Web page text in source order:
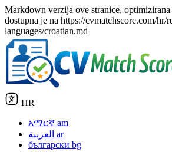
Markdown verzija ove stranice,
dostupna je na https://cvmatchscore.com/hr/
languages/croatian.md
HR
አማርኛ am
العربية ar
български bg